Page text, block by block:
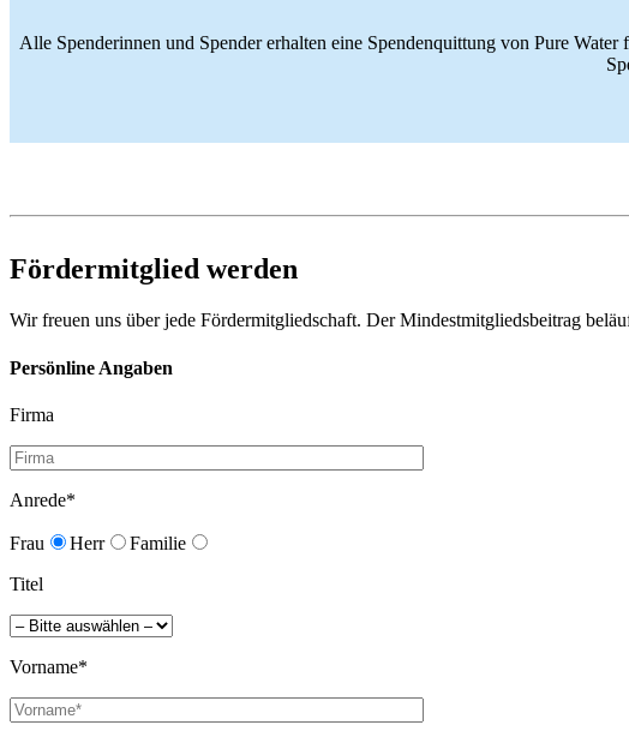
Alle Spenderinnen und Spender erhalten eine Spendenquittung von Pure
Fördermitglied werden
Wir freuen uns über jede Fördermitgliedschaft. Der Mindestmitgliedsbeitrag
Persönline Angaben
Firma
Anrede*
Frau Herr
Familie
Titel
Vorname*